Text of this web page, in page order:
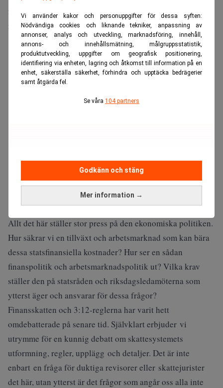
Vi använder kakor och personuppgifter för dessa syften:
Nödvändiga cookies och liknande tekniker, anpassning av
annonser, analys och utveckling, marknadsföring, innehåll,
annons- och innehållsmätning, målgruppsstatistik,
produktutveckling, uppgifter om geografisk positionering,
identifiering via enheten, lagring och åtkomst till information på en
enhet, säkerställa säkerhet, förhindra och upptäcka bedrägerier
samt åtgärda fel.
Se våra 104 partners
Mer information →
Godkänn och stäng
försvaret som tillsammans kostade skattebetalarna 67
miljarder kronor.
ANNONS
Allt det här ställer stor press på den ekonomiska politiken.
Hur säkrar vi en tillväxt och arbetsmarknad som kan bära
dessa statsfinansiella kostnader? Hur ser en sådan
finanspolitik och arbetsmarknadspolitik ut? Vilka krav
ställer den på statsråden och riksdagsledamöterna som
ytterst äger och ansvarar för dessa frågor?
Finansskatten och 3:12-reglerna har varit hett
omdebatterade på senare tid. Självklart erbjuder vi
utrymme för en kunnig debatt om skattesystemets
utformning, regler, upplägg och detaljer. Det är inte
enbart en fråga för duktiga revisorer eller skattejurister
det här, utan ytterst är det frågor som angår oss alla inte